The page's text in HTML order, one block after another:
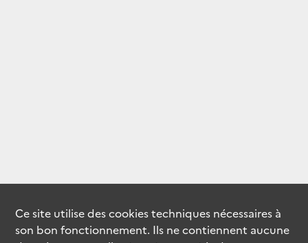
Ce site utilise descookiestechniques nécessaires à
son bon fonctionnement. Ils ne contiennent aucune